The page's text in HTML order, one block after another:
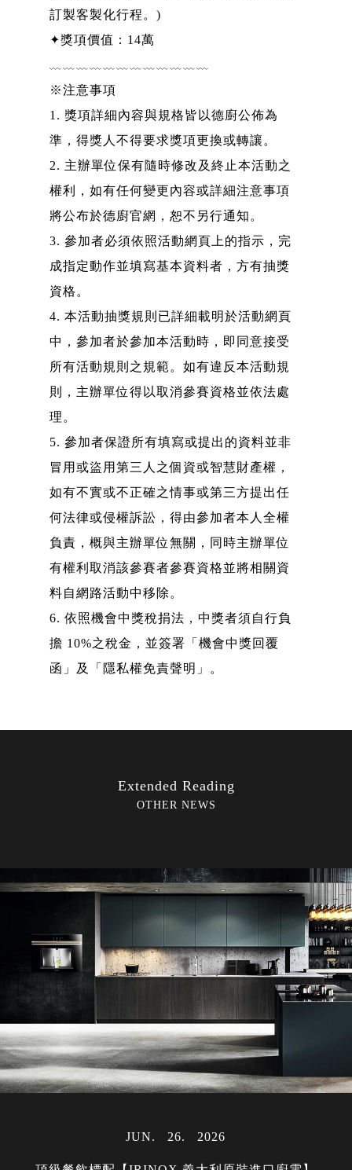
訂製客製化行程。)
✦獎項價值：14萬
﹏﹏﹏﹏﹏﹏﹏﹏﹏﹏﹏﹏
※注意事項
1. 獎項詳細內容與規格皆以德廚公佈為
準，得獎人不得要求獎項更換或轉讓。
2. 主辦單位保有隨時修改及終止本活動之
權利，如有任何變更內容或詳細注意事項
將公布於德廚官網，恕不另行通知。
3. 參加者必須依照活動網頁上的指示，完
成指定動作並填寫基本資料者，方有抽獎
資格。
4. 本活動抽獎規則已詳細載明於活動網頁
中，參加者於參加本活動時，即同意接受
所有活動規則之規範。如有違反本活動規
則，主辦單位得以取消參賽資格並依法處
理。
5. 參加者保證所有填寫或提出的資料並非
冒用或盜用第三人之個資或智慧財產權，
如有不實或不正確之情事或第三方提出任
何法律或侵權訴訟，得由參加者本人全權
負責，概與主辦單位無關，同時主辦單位
有權利取消該參賽者參賽資格並將相關資
料自網路活動中移除。
6. 依照機會中獎稅捐法，中獎者須自行負
擔 10%之稅金，並簽署「機會中獎回覆
函」及「隱私權免責聲明」。
Extended Reading
OTHER NEWS
JUN 26 2026